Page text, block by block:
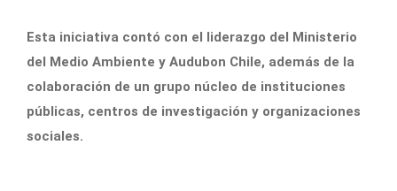
Esta iniciativa contó con el liderazgo del Ministerio
del Medio Ambiente y Audubon Chile, además de la
colaboración de un grupo núcleo de instituciones
públicas, centros de investigación y organizaciones
sociales.